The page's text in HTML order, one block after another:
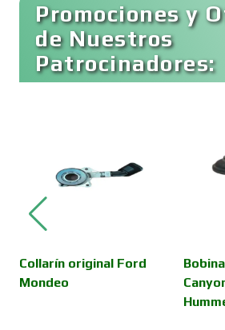
Cafeterías
Cámaras de Comercio
Cancelería de Aluminio
Promociones y
de Nuestros
Patrocinadores:
Collarín original Ford
Mondeo